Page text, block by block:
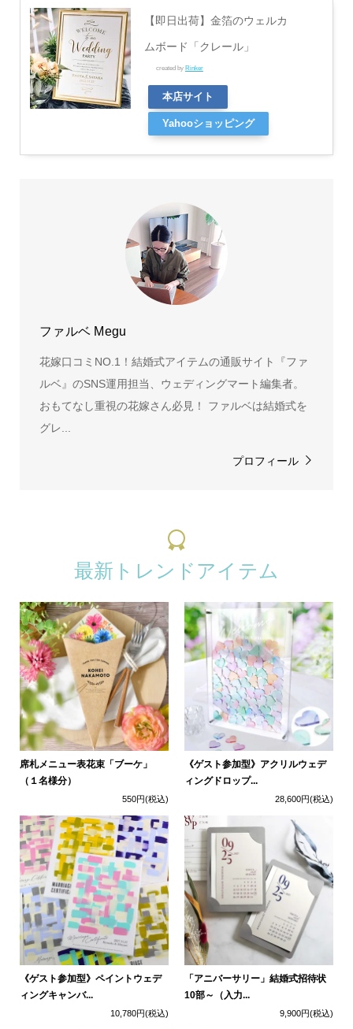
【即日出荷】金箔のウェルカ
ムボード「クレール」
created by Rinker
本店サイト
Yahooショッピング
ファルベ Megu
花嫁口コミNO.1！結婚式アイテムの通販サイト『ファ
ルベ』のSNS運用担当、ウェディングマート編集者。
おもてなし重視の花嫁さん必見！ ファルベは結婚式を
グレ...
プロフィール
最新トレンドアイテム
席札メニュー表花束「ブーケ」
（１名様分）
550円(税込)
《ゲスト参加型》アクリルウェデ
ィングドロップ...
28,600円(税込)
《ゲスト参加型》ペイントウェデ
ィングキャンバ...
10,780円(税込)
「アニバーサリー」結婚式招待状
10部～（入力...
9,900円(税込)